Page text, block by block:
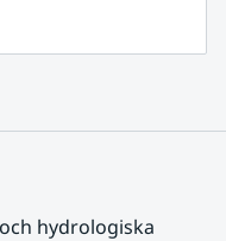
hydrologiska